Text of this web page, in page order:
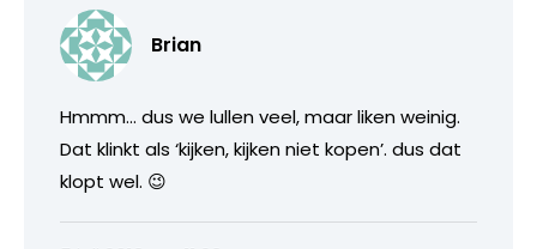
Brian
Hmmm… dus we lullen veel, maar liken weinig.
Dat klinkt als ‘kijken, kijken niet kopen’. dus dat
klopt wel. 😉